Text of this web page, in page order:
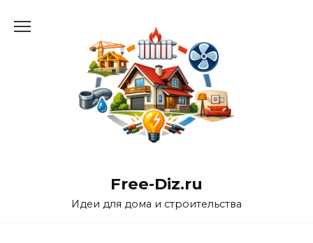
Free-Diz.ru
Идеи для дома и строительства